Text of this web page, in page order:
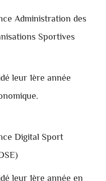
Administration des
Sportives
leur 1ère année
Digital Sport